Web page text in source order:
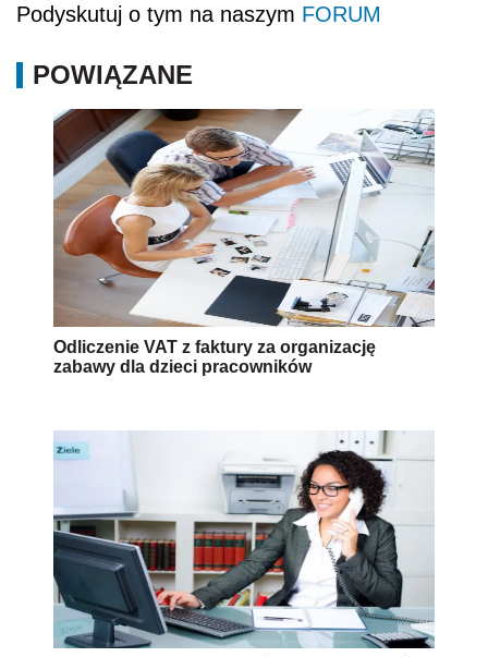
Podyskutuj o tym na naszym FORUM
POWIĄZANE
Odliczenie VAT z faktury za organizację
zabawy dla dzieci pracowników